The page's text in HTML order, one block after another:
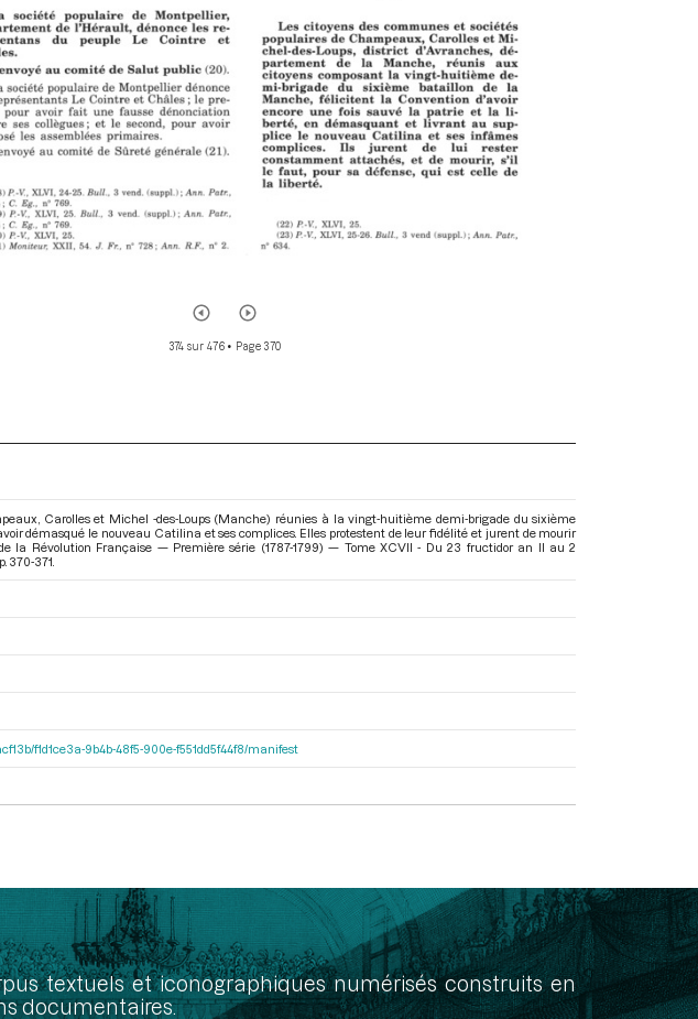
374 sur 476• Page 370
Carolles et Michel -des-Loups (Manche) réunies à la vingt-huitième demi-brigade du sixième
démasqué le nouveau Catilina et ses complices. Elles protestent de leur fidélité et jurent de mourir
la Révolution Française — Première série (1787-1799) — Tome XCVII - Du 23 fructidor an II au 2
370-371.
f1d1ce3a-9b4b-48f5-900e-f551dd5f44f8/manifest
textuels et iconographiques numérisés construits en
documentaires.